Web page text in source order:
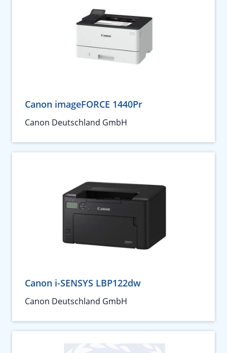
Canon imageFORCE 1440Pr
Canon Deutschland GmbH
Canon i-SENSYS LBP122dw
Canon Deutschland GmbH